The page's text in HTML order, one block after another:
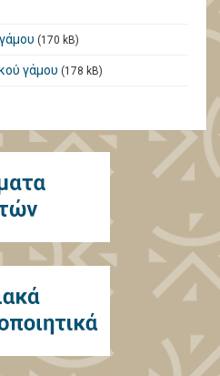
(170 kB)
γάμου (178 kB)